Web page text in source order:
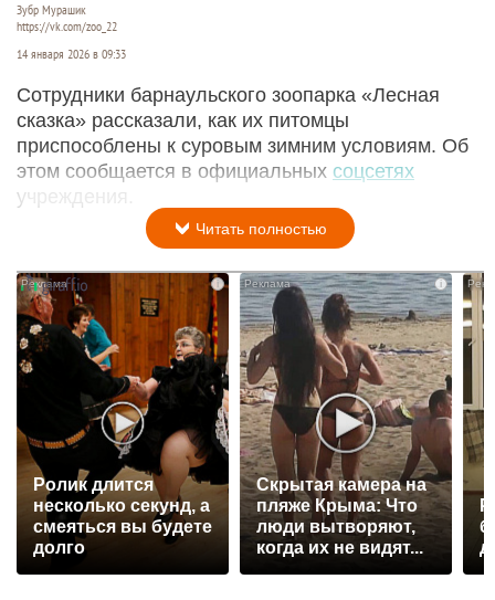
Зубр Мурашик
https://vk.com/zoo_22
14 января 2026 в 09:33
Сотрудники барнаульского зоопарка «Лесная
сказка» рассказали, как их питомцы
приспособлены к суровым зимним условиям. Об
этом сообщается в официальных соцсетях
учреждения.
Читать полностью
Ролик длится
несколько секунд, а
смеяться вы будете
долго
i
Скрытая камера на
пляже Крыма: Что
люди вытворяют,
когда их не видят...